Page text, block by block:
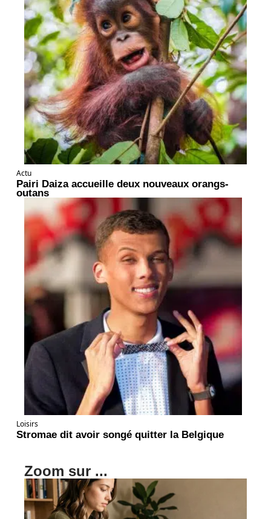
Actu
Pairi Daiza accueille deux nouveaux orangs-
outans
Loisirs
Stromae dit avoir songé quitter la Belgique
Zoom sur ...